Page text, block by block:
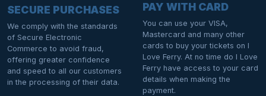
SECURE PURCHASES
We comply with the standards
of Secure Electronic
Commerce to avoid fraud,
offering greater confidence
and speed to all our customers
in the processing of their data.
PAY WITH CARD
You can use your VISA,
Mastercard and many other
cards to buy your tickets on I
Love Ferry. At no time do I Love
Ferry have access to your card
details when making the
payment.